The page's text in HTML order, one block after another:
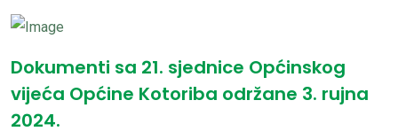
Dokumenti sa 21. sjednice Općinskog
vijeća Općine Kotoriba održane 3. rujna
2024.